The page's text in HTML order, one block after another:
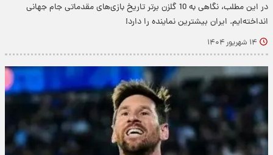
در این مطلب، نگاهی به 10 گلزن برتر تاریخ بازی‌های مقدماتی جام جهانی
انداخته‌ایم. ایران بیشترین نماینده را دارد!
۱۴ شهریور ۱۴۰۴